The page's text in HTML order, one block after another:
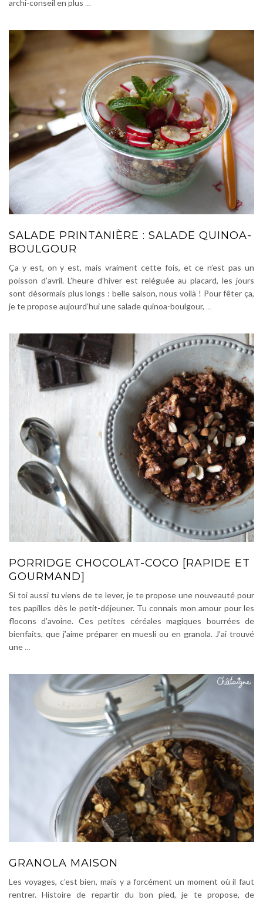
archi-conseil en plus …
SALADE PRINTANIÈRE : SALADE QUINOA-
BOULGOUR
Ça y est, on y est, mais vraiment cette fois, et ce n’est pas un
poisson d’avril. L’heure d’hiver est reléguée au placard, les jours
sont désormais plus longs : belle saison, nous voilà ! Pour fêter ça,
je te propose aujourd’hui une salade quinoa-boulgour, …
PORRIDGE CHOCOLAT-COCO [RAPIDE ET
GOURMAND]
Si toi aussi tu viens de te lever, je te propose une nouveauté pour
tes papilles dès le petit-déjeuner. Tu connais mon amour pour les
flocons d’avoine. Ces petites céréales magiques bourrées de
bienfaits, que j’aime préparer en muesli ou en granola. J’ai trouvé
une …
GRANOLA MAISON
Les voyages, c’est bien, mais y a forcément un moment où il faut
rentrer. Histoire de repartir du bon pied, je te propose, de